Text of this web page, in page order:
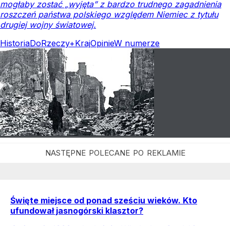
mogłaby zostać „wyjęta” z bardzo trudnego zagadnienia
roszczeń państwa polskiego względem Niemiec z tytułu
drugiej wojny światowej.
HistoriaDoRzeczy+KrajOpinieW numerze
Święte miejsce od ponad sześciu wieków. Kto
ufundował jasnogórski klasztor?